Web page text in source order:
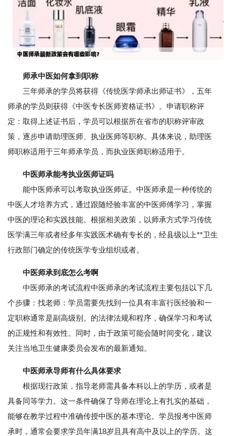
师承中医如何拿到职称
三年师承的学员将获得《传统医学师承出师证书》，五年
师承的学员则获得《中医专长医师资格证书》。申请职称评
定：取得上述证书后，学员可以根据所在省市的职称评审政
策，逐步申请助理医师、执业医师等职称。具体来说，助理医
师职称适用于三年师承学员，而执业医师职称适用于。
中医师承能考执业医师证吗
能中医师承可以考取执业医师证。中医师承是一种传统的
中医人才培养方式，通过跟随经验丰富的中医师傅学习，掌握
中医的理论和实践技能。根据相关政策，以师承方式学习传统
医学满三年或者经多年实践医术确有专长的，经县级以上**卫生
行政部门确定的传统医学专业组织或者。
中医师承到底怎么考啊
中医师承的考试流程中医师承的考试流程主要包括以下几
个步骤：找老师：学员需要先找到一位具有丰富行医经验和一
定职称通常是副高级别。的法律法规和程序，确保学习和考试
的正规性和有效性。同时，由于政策可能会随时间变化，建议
关注当地卫生健康委员会发布的最新通知。
中医师承导师有什么具体要求
根据现行政策，指导老师需具备本科以上的学历，或者是
具备同等学力。这一条件确保了导师在理论上有扎实的基础，
能够在教学过程中准确传授中医的基本理论。学员报考中医师
承时，通常会要求学员年满18岁且具有高中及以上的学历。这